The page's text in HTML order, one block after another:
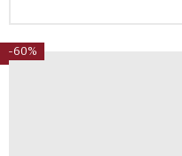
-60%